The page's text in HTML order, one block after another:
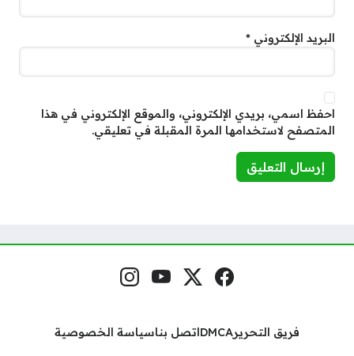
البريد الإلكتروني *
احفظ اسمي، بريدي الإلكتروني، والموقع الإلكتروني في هذا
المتصفح لاستخدامها المرة المقبلة في تعليقي.
مواقع التواصل فيسبوكمنصة إكس
يوتيوبإنستغرام
فريق التحريرDMCAاتصل بناسياسة الخصوصية